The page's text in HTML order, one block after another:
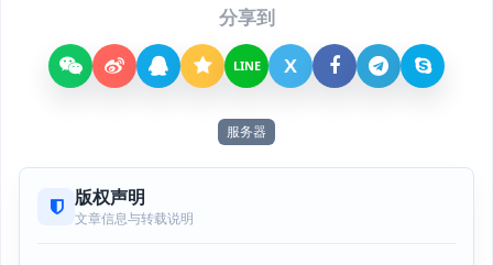
分享到
LINE X
服务器
版权声明
文章信息与转载说明